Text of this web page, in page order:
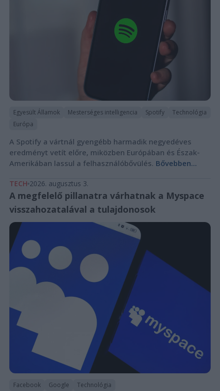
Egyesült Államok Mesterséges intelligencia Spotify
Technológia
Európa
A Spotify a vártnál gyengébb harmadik negyedéves
eredményt vetít előre, miközben Európában és Észak-
Amerikában lassul a felhasználóbővülés. Bővebben...
TECH 2026. augusztus 3.
A megfelelő pillanatra várhatnak a Myspace
visszahozatalával a tulajdonosok
Facebook Google Technológia